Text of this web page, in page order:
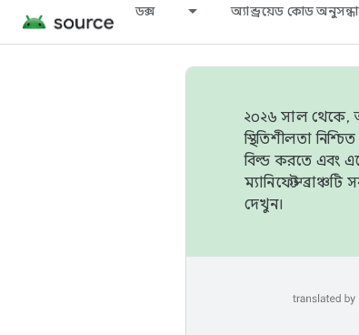
ডক্স অ্যান্ড্রয়েড কোড
২০২৬ সাল থেকে,
স্থিতিশীলতা
বিল্ড করতে এবং
ম্যানিফেস্ট
দেখুন।